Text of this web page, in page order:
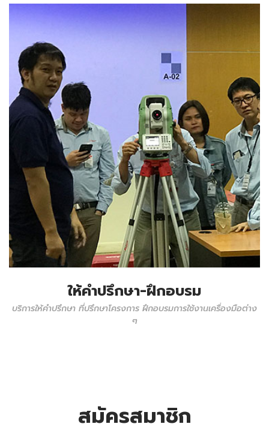
ให้คำปรึกษา-ฝึกอบรม
บริการให้คำปรึกษา ที่ปรึกษาโครงการ ฝึกอบรมการใช้งานเครื่องมือต่าง
ๆ
สมัครสมาชิก